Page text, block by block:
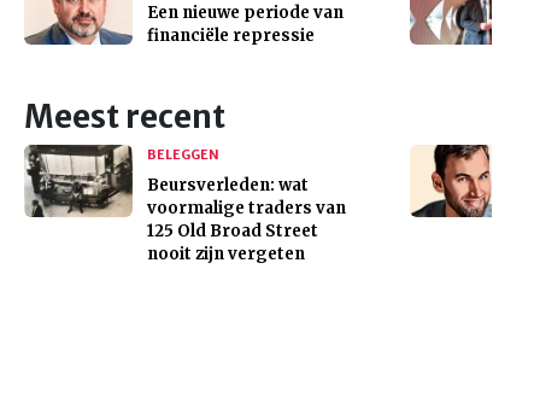
Een nieuwe periode van
financiële repressie
Meest recent
BELEGGEN
Beursverleden: wat
voormalige traders van
125 Old Broad Street
nooit zijn vergeten